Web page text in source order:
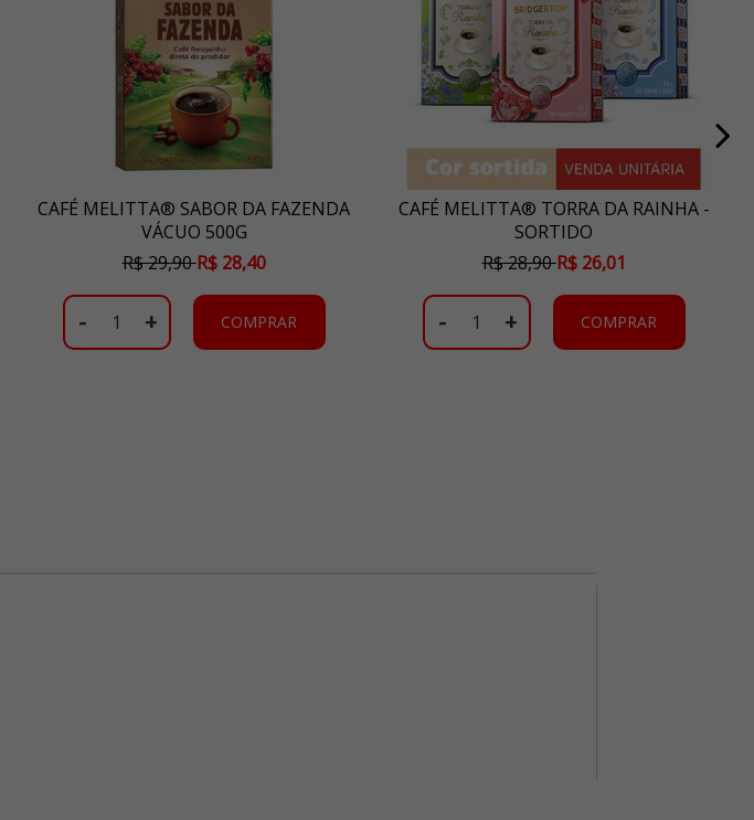
CAFÉ MELITTA® SABOR DA FAZENDA
VÁCUO 500G
R$ 29,90R$ 28,40
- + COMPRAR
CAFÉ MELITTA® TORRA DA RAINHA -
SORTIDO
R$ 28,90R$ 26,01
- + COMPRAR